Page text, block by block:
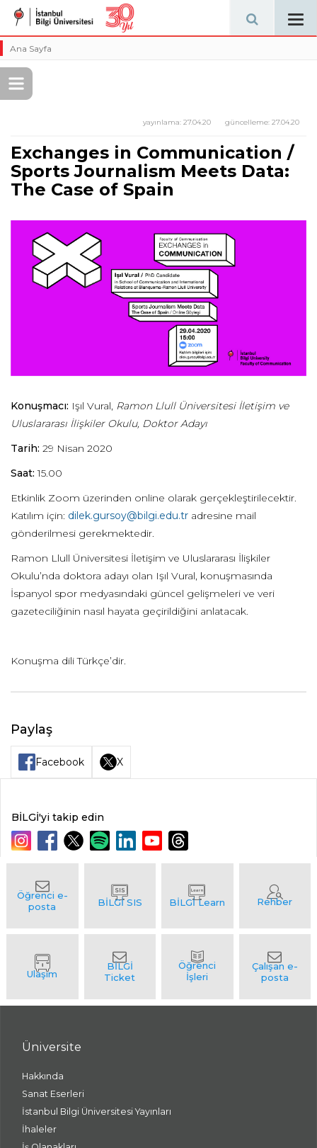
Ana Sayfa
güncelleme: 27.04.20
yayınlama: 27.04.20
Exchanges in Communication /
Sports Journalism Meets Data:
The Case of Spain
Konuşmacı: Işıl Vural, Ramon Llull Üniversitesi İletişim ve
Uluslararası İlişkiler Okulu, Doktor Adayı
Tarih: 29 Nisan 2020
Saat: 15.00
Etkinlik Zoom üzerinden online olarak gerçekleştirilecektir.
Katılım için: dilek.gursoy@bilgi.edu.tr adresine mail
gönderilmesi gerekmektedir.
Ramon Llull Üniversitesi İletişim ve Uluslararası İlişkiler
Okulu’nda doktora adayı olan Işıl Vural, konuşmasında
İspanyol spor medyasındaki güncel gelişmeleri ve veri
gazeteciliğinin nasıl hayata geçirildiğini anlatacak.
Konuşma dili Türkçe’dir.
Paylaş
Facebook X
BİLGİ'yi takip edin
Üniversite
Hakkında
Sanat Eserleri
İstanbul Bilgi Üniversitesi Yayınları
İhaleler